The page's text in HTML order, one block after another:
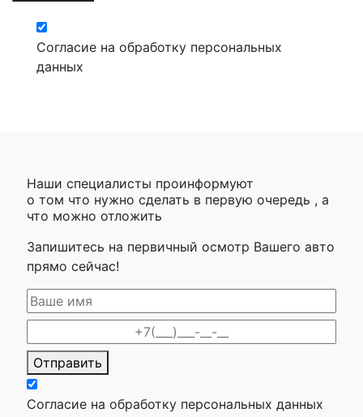
Согласие на обработку персональных
данных
Наши специалисты проинформуют
о том что нужно сделать в первую очередь , а
что можно отложить
Запишитесь на первичный осмотр Вашего авто
прямо сейчас!
Отправить
Согласие на обработку персональных данных